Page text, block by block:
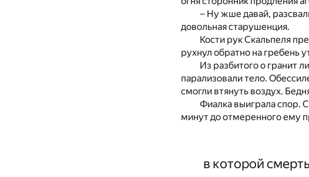
– Ну жше давай,
довольная старушенция.
Кости рук Скальпеля
рухнул обратно на гребень
Из разбитого о гранит
парализовали тело.
смогли втянуть воздух.
Фиалка выиграла спор.
минут до отмеренного ему
в которой